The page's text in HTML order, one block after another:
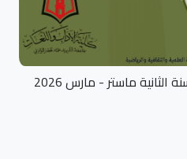
ماستر - مارس 2026